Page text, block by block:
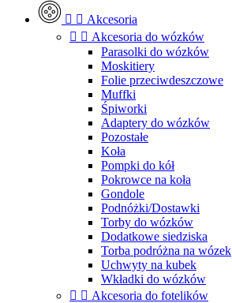
  Akcesoria
  Akcesoria do wózków
Parasolki do wózków
Moskitiery
Folie przeciwdeszczowe
Muffki
Śpiworki
Adaptery do wózków
Pozostałe
Koła
Pompki do kół
Pokrowce na koła
Gondole
Podnóżki/Dostawki
Torby do wózków
Dodatkowe siedziska
Torba podróżna na wózek
Uchwyty na kubek
Wkładki do wózków
  Akcesoria do fotelików